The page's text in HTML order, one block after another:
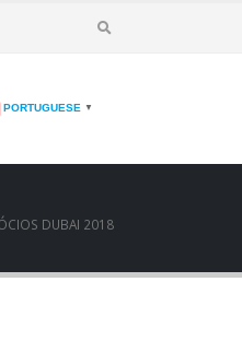
PORTUGUESE ▼
DUBAI 2018